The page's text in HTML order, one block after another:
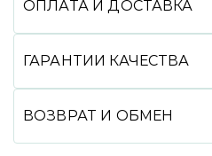
ОПЛАТА И ДОСТАВКА
банковской картой онлайн,
сервиса Яндекс Сплит, а
службами CDEK и DPD до
ГАРАНТИИ КАЧЕСТВА
продукции.
нанесенный на каждое
ВОЗВРАТ И ОБМЕН
Вы можете вернуть или